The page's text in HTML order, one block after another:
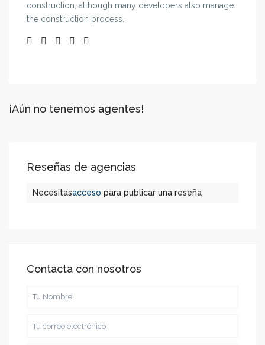
construction, although many developers also manage
the construction process.
¡Aún no tenemos agentes!
Reseñas de agencias
Necesitasacceso para publicar una reseña
Contacta con nosotros